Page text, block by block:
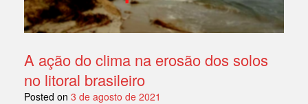
A ação do clima na erosão dos solos
no litoral brasileiro
Posted on 3 de agosto de 2021